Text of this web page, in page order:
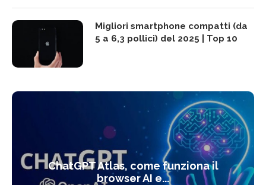
Migliori smartphone compatti (da
5 a 6,3 pollici) del 2025 | Top 10
ChatGPT Atlas, come funziona il
browser AI e...